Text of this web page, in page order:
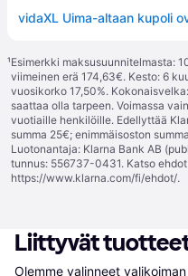
¹Esimerkki maksusuunnitelmasta:
viimeinen erä 174,63€. Kesto: 6
vuosikorko 17,50%.
saattaa olla tarpeen. Voimassa
vuotiaille henkilöille. Edellyttää
summa 25€; enimmäisoston
Luotonantaja: Klarna Bank AB
tunnus: 556737-0431. Katso
https://www.klarna.com/fi/ehdot/.
Liittyvät
Olemme valinneet